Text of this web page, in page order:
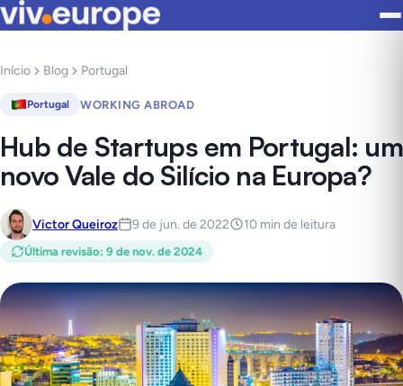
Início Blog Portugal
Portugal WORKING ABROAD
Hub de Startups em Portugal: um
novo Vale do Silício na Europa?
Victor Queiroz 9 de jun. de 2022 10 min de leitura
Última revisão: 9 de nov. de 2024